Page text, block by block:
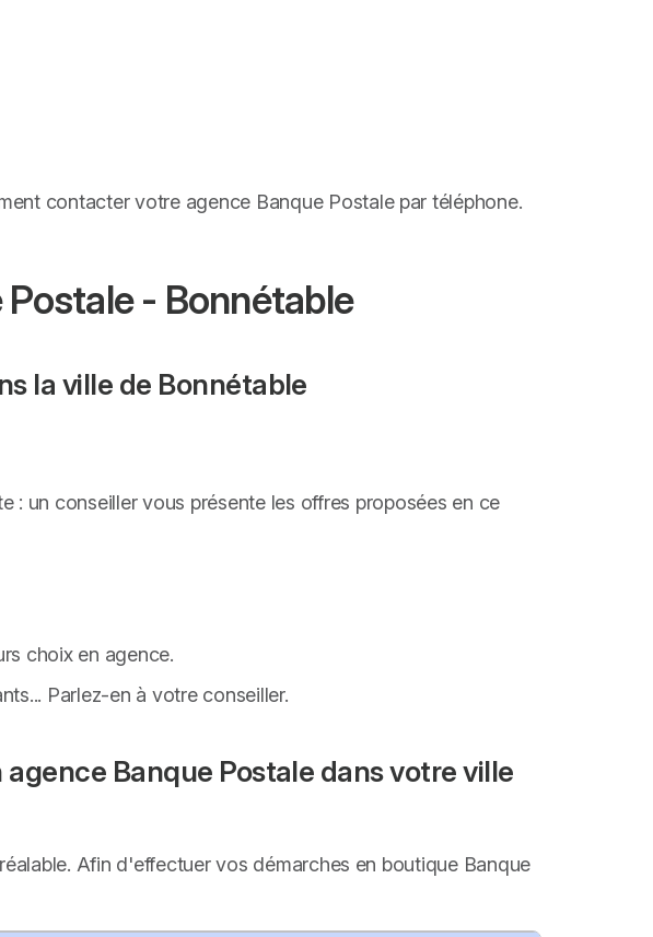
contacter votre agence Banque Postale par téléphone.
- Bonnétable
la ville de Bonnétable
: un conseiller vous présente les offres proposées en ce
choix en agence.
Parlez-en à votre conseiller.
Banque Postale dans votre ville
Afin d'effectuer vos démarches en boutique Banque